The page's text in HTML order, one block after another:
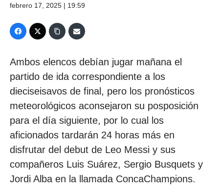
febrero 17, 2025 | 19:59
Ambos elencos debían jugar mañana el
partido de ida correspondiente a los
dieciseisavos de final, pero los pronósticos
meteorológicos aconsejaron su posposición
para el día siguiente, por lo cual los
aficionados tardarán 24 horas más en
disfrutar del debut de Leo Messi y sus
compañeros Luis Suárez, Sergio Busquets y
Jordi Alba en la llamada ConcaChampions.